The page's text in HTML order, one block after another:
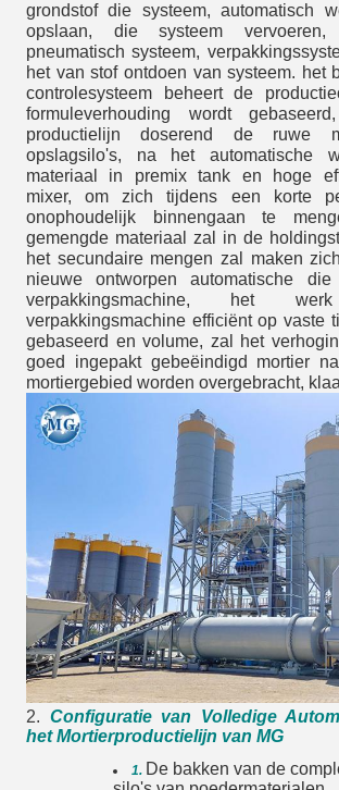
grondstof die systeem, automatisch
opslaan, die systeem
pneumatisch systeem,
het van stof ontdoen van systeem. het
controlesysteem beheert de
formuleverhouding wordt
productielijn doserend de ruwe
opslagsilo's, na het automatische
materiaal in premix tank en hoge
mixer, om zich tijdens een korte
onophoudelijk binnengaan te
gemengde materiaal zal in de
het secundaire mengen zal maken
nieuwe ontworpen automatische
verpakkingsmachine, het
verpakkingsmachine efficiënt op vaste
gebaseerd en volume, zal het
goed ingepakt gebeëindigd mortier
mortiergebied worden overgebracht,
2. Configuratie van Volledige
het Mortierproductielijn van MG
1. De bakken van de